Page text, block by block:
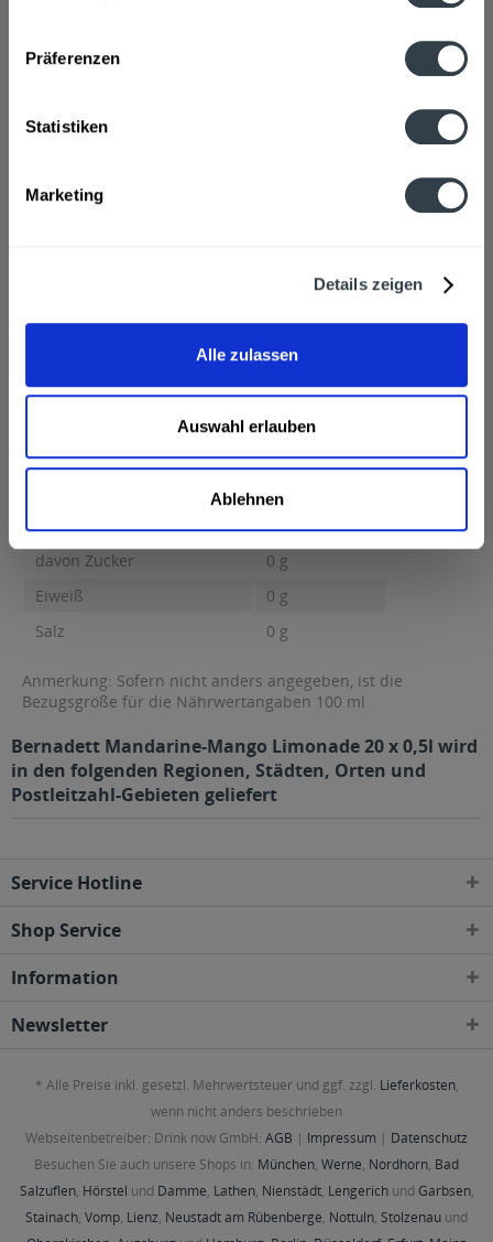
Präferenzen
Statistiken
Marketing
Details zeigen
Alle zulassen
Auswahl erlauben
Ablehnen
Säuerungsmittel Zitronensäure, Madarinenextrakt,
natürliches Aroma, Antioxidationsmittel Ascorbinsäure und
Holunderbeeren, Stabilisator Johannisbrotkernmehl,
Farbstoff Beta-Carotion
Anmerkung: Sofern Allergene vorhanden sind, sind diese
mittels Großbuchstaben besonders hervorgehoben
Brennwert 38 kcal / 161 kJ Fett 0,1 g davon gesättigte Fettsäuren
0 g...
38 kcal / 161 kJ
Fett
0,1 g
davon gesättigte Fettsäuren
Kohlenhydrate
0 g
davon Zucker
0 g
Eiweiß
0 g
Salz
0 g
Anmerkung: Sofern nicht anders angegeben, ist die
Bezugsgröße für die Nährwertangaben 100 ml
Bernadett Mandarine-Mango Limonade 20 x 0,5l wird
in den folgenden Regionen, Städten, Orten und
Postleitzahl-Gebieten geliefert
Service Hotline
Shop Service
Information
Newsletter
* Alle Preise inkl. gesetzl. Mehrwertsteuer und ggf. zzgl. Lieferkosten,
wenn nicht anders beschrieben
Webseitenbetreiber: Drink now GmbH: AGB | Impressum | Datenschutz
Besuchen Sie auch unsere Shops in: München, Werne, Nordhorn, Bad
Salzuflen, Hörstel und Damme, Lathen, Nienstädt, Lengerichund Garbsen,
Stainach, Vomp, Lienz, Neustadt am Rübenberge, Nottuln, Stolzenau und